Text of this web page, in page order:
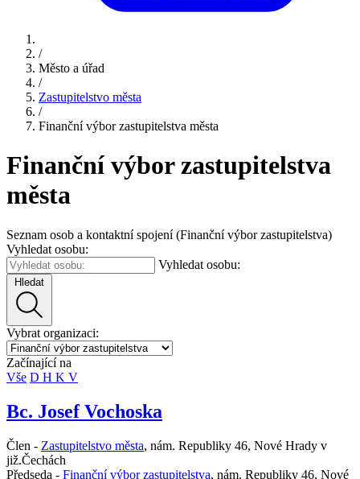
/
Město a úřad
/
Zastupitelstvo města
/
Finanční výbor zastupitelstva města
Finanční výbor zastupitelstva
města
Seznam osob a kontaktní spojení (Finanční výbor zastupitelstva)
Vyhledat osobu:
Vyhledat osobu:
Hledat
Vybrat organizaci:
Začínající na
Vše D H K V
Bc. Josef Vochoska
Člen - Zastupitelstvo města, nám. Republiky 46, Nové Hrady v
již.Čechách
Předseda - Finanční výbor zastupitelstva, nám. Republiky 46, Nové